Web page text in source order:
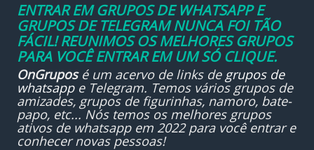
ENTRAR EM GRUPOS DE WHATSAPP E
GRUPOS DE TELEGRAM NUNCA FOI TÃO
FÁCIL! REUNIMOS OS MELHORES GRUPOS
PARA VOCÊ ENTRAR EM UM SÓ CLIQUE.
OnGruposé um acervo de links de grupos de
whatsappe Telegram. Temos vários grupos de
amizades, grupos de figurinhas, namoro, bate-
papo, etc... Nós temos os melhores grupos
ativos de whatsapp em 2022 para você entrar e
conhecer novas pessoas!